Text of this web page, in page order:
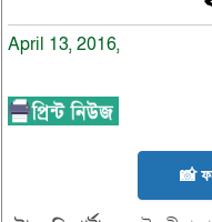
April 13, 2016,
📸